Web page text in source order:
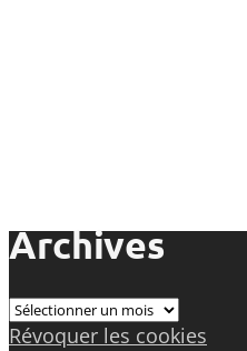
Archives
Archives
Révoquer les cookies